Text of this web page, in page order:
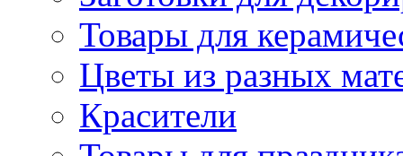
Товары для
Цветы из разных
Красители